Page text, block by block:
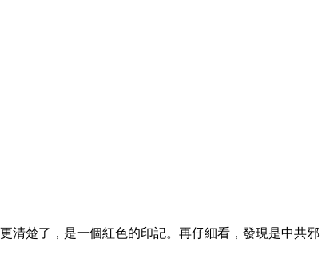
清楚了，是一個紅色的印記。再仔細看，發現是中共邪